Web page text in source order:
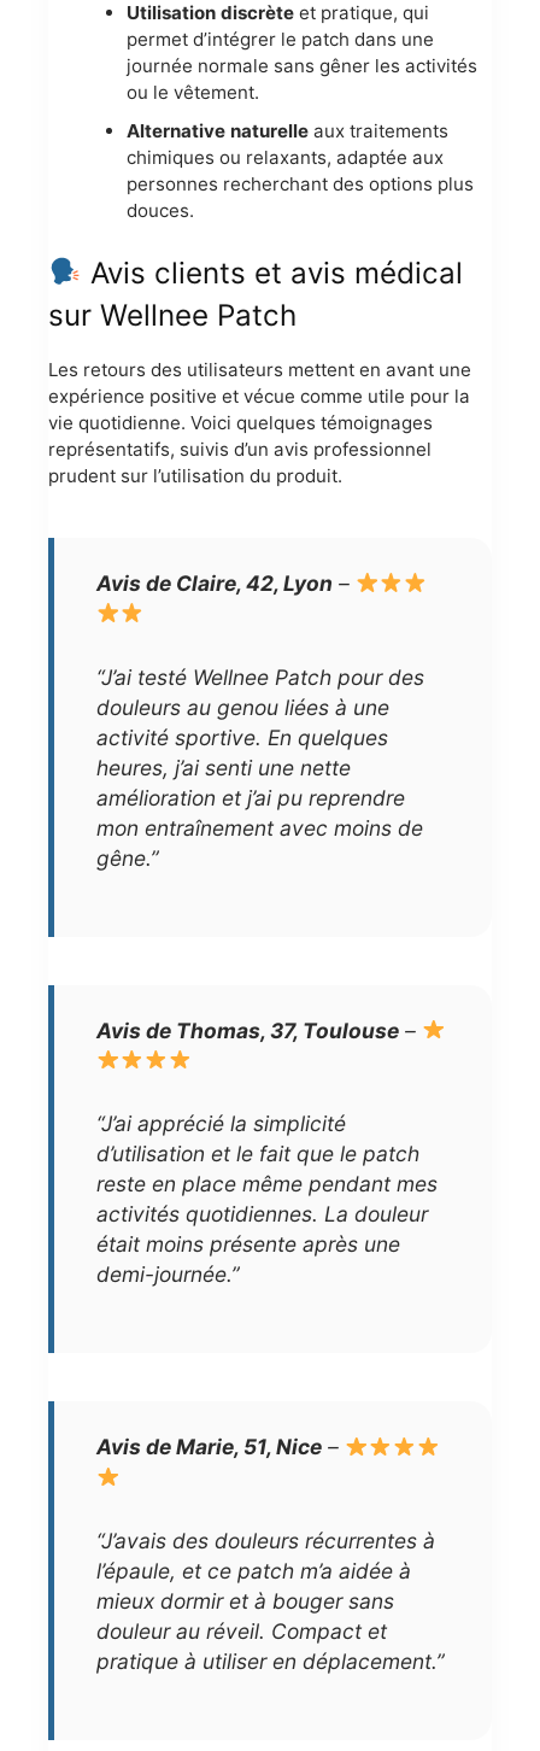
Utilisation discrète et pratique, qui
permet d’intégrer le patch dans une
journée normale sans gêner les activités
ou le vêtement.
Alternative naturelle aux traitements
chimiques ou relaxants, adaptée aux
personnes recherchant des options plus
douces.
Avis clients et avis médical
sur Wellnee Patch
Les retours des utilisateurs mettent en avant une
expérience positive et vécue comme utile pour la
vie quotidienne. Voici quelques témoignages
représentatifs, suivis d’un avis professionnel
prudent sur l’utilisation du produit.
Avis de Claire, 42, Lyon –
“J’ai testé Wellnee Patch pour des
douleurs au genou liées à une
activité sportive. En quelques
heures, j’ai senti une nette
amélioration et j’ai pu reprendre
mon entraînement avec moins de
gêne.”
Avis de Thomas, 37, Toulouse –
“J’ai apprécié la simplicité
d’utilisation et le fait que le patch
reste en place même pendant mes
activités quotidiennes. La douleur
était moins présente après une
demi-journée.”
Avis de Marie, 51, Nice –
“J’avais des douleurs récurrentes à
l’épaule, et ce patch m’a aidée à
mieux dormir et à bouger sans
douleur au réveil. Compact et
pratique à utiliser en déplacement.”